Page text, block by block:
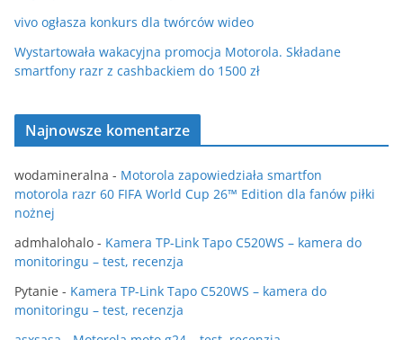
vivo ogłasza konkurs dla twórców wideo
Wystartowała wakacyjna promocja Motorola. Składane
smartfony razr z cashbackiem do 1500 zł
Najnowsze komentarze
wodamineralna - Motorola zapowiedziała smartfon
motorola razr 60 FIFA World Cup 26™ Edition dla fanów piłki
nożnej
admhalohalo - Kamera TP-Link Tapo C520WS – kamera do
monitoringu – test, recenzja
Pytanie - Kamera TP-Link Tapo C520WS – kamera do
monitoringu – test, recenzja